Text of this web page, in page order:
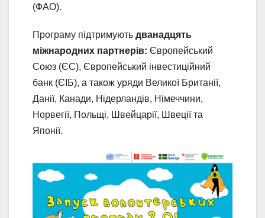
(ФАО).
Програму підтримують дванадцять
міжнародних партнерів: Європейський
Союз (ЄС), Європейський інвестиційний
банк (ЄІБ), а також уряди Великої Британії,
Данії, Канади, Нідерландів, Німеччини,
Норвегії, Польщі, Швейцарії, Швеції та
Японії.